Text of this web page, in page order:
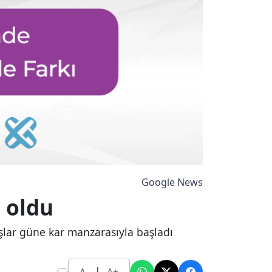
Google News
oldu
güne kar manzarasıyla başladı